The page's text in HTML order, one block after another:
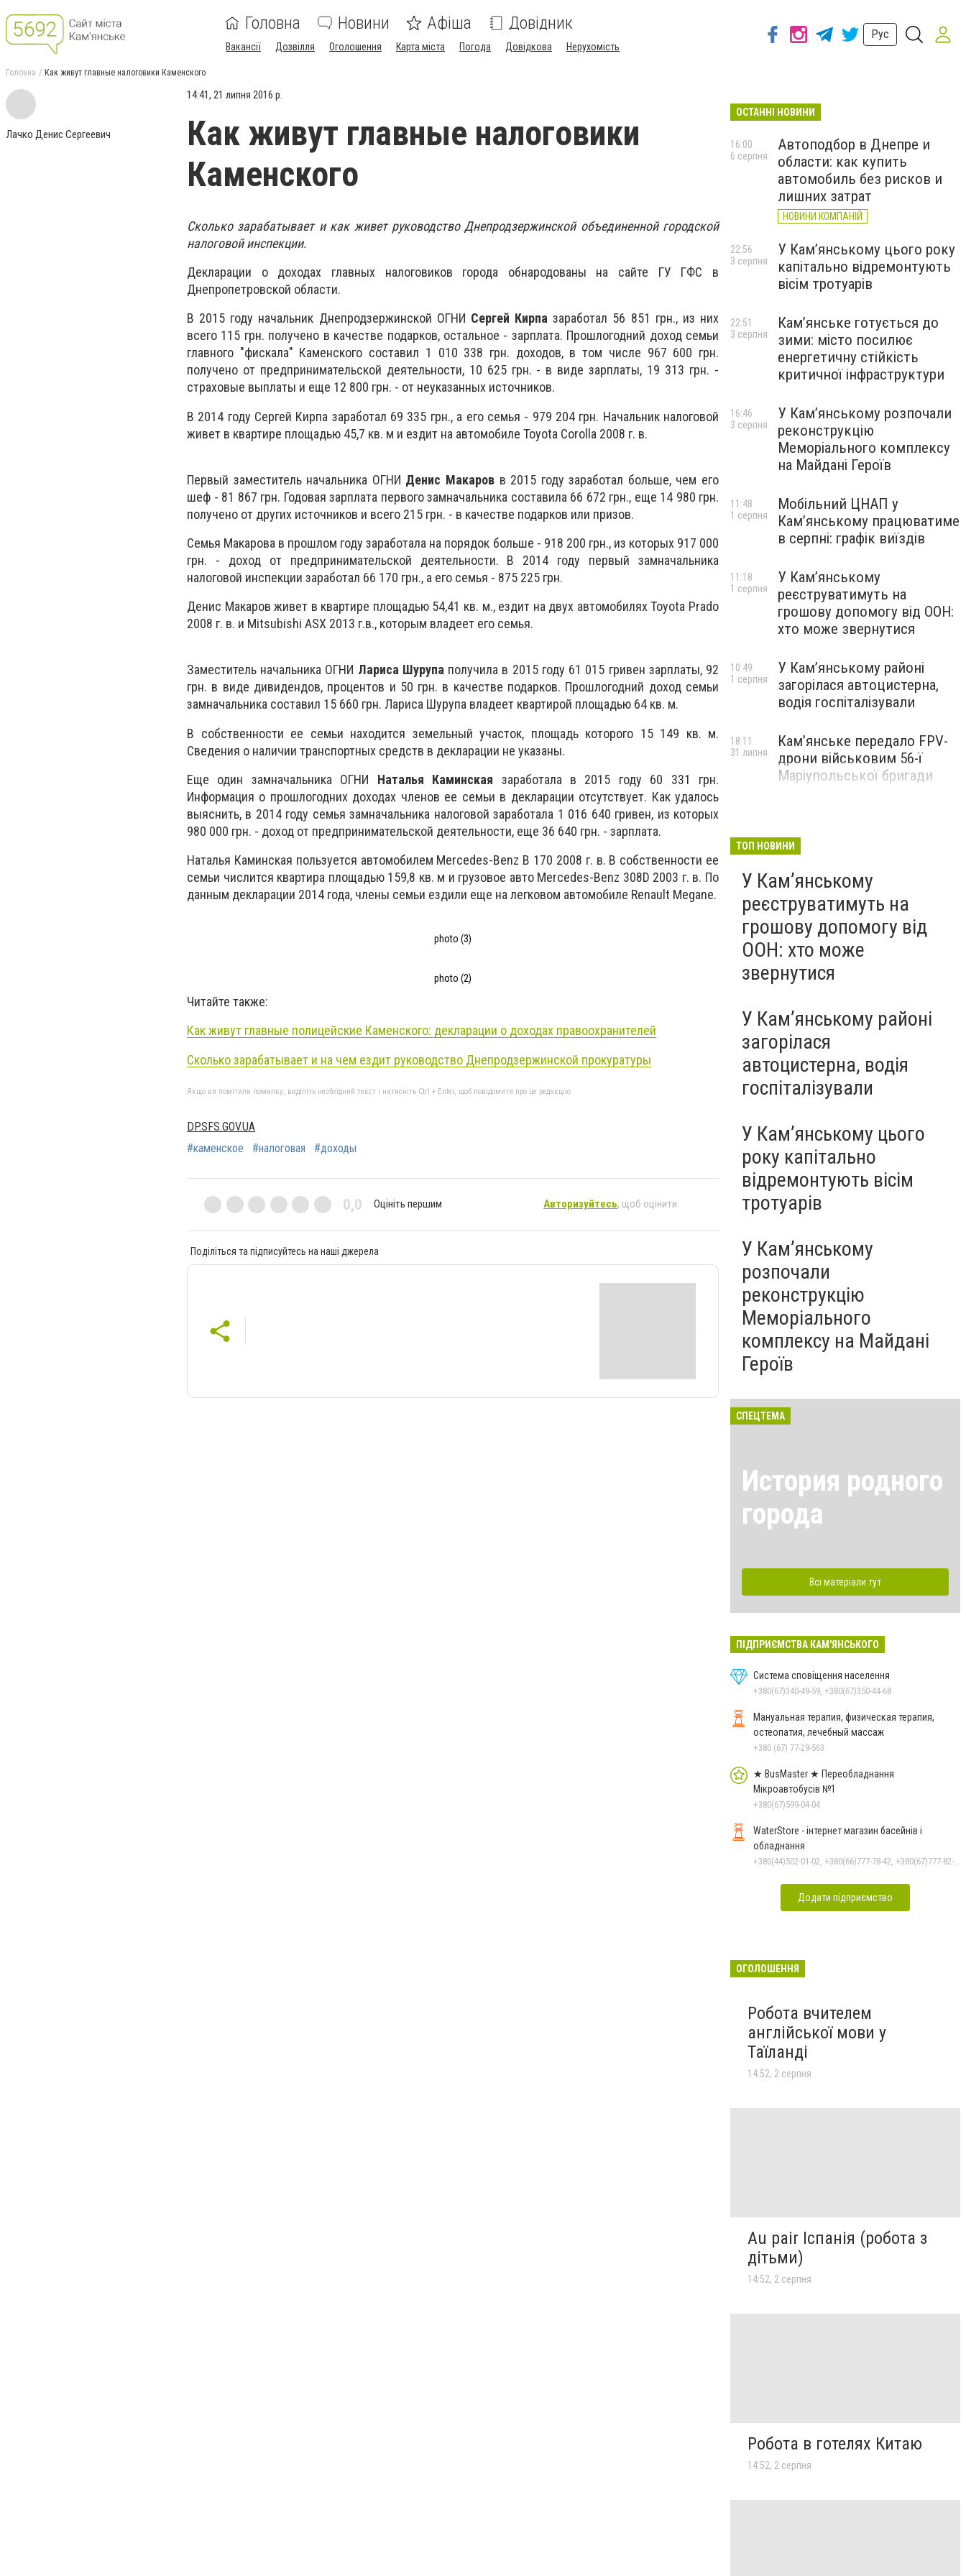
Головна Новини Афіша Довідник
Вакансії Дозвілля Оголошення Карта міста Погода Довідкова Нерухомість
Рус
Головна Как живут главные налоговики Каменского
Лачко Денис Сергеевич
14:41, 21 липня 2016 р.
Как живут главные налоговики
Каменского
Сколько зарабатывает и как живет руководство Днепродзержинской объединенной городской
налоговой инспекции.
Декларации о доходах главных налоговиков города обнародованы на сайте ГУ ГФС в
Днепропетровской области.
В 2015 году начальник Днепродзержинской ОГНИ Сергей Кирпа заработал 56 851 грн., из них
всего 115 грн. получено в качестве подарков, остальное - зарплата. Прошлогодний доход семьи
главного "фискала" Каменского составил 1 010 338 грн. доходов, в том числе 967 600 грн.
получено от предпринимательской деятельности, 10 625 грн. - в виде зарплаты, 19 313 грн. -
страховые выплаты и еще 12 800 грн. - от неуказанных источников.
В 2014 году Сергей Кирпа заработал 69 335 грн., а его семья - 979 204 грн. Начальник налоговой
живет в квартире площадью 45,7 кв. м и ездит на автомобиле Toyota Corolla 2008 г. в.
Первый заместитель начальника ОГНИ Денис Макаровв 2015 году заработал больше, чем его
шеф - 81 867 грн. Годовая зарплата первого замначальника составила 66 672 грн., еще 14 980 грн.
получено от других источников и всего 215 грн. - в качестве подарков или призов.
Семья Макарова в прошлом году заработала на порядок больше - 918 200 грн., из которых 917 000
грн. - доход от предпринимательской деятельности. В 2014 году первый замначальника
налоговой инспекции заработал 66 170 грн., а его семья - 875 225 грн.
Денис Макаров живет в квартире площадью 54,41 кв. м., ездит на двух автомобилях Toyota Prado
2008 г. в. и Mitsubishi ASX 2013 г.в., которым владеет его семья.
Заместитель начальника ОГНИ Лариса Шурупаполучила в 2015 году 61 015 гривен зарплаты, 92
грн. в виде дивидендов, процентов и 50 грн. в качестве подарков. Прошлогодний доход семьи
замначальника составил 15 660 грн. Лариса Шурупа владеет квартирой площадью 64 кв. м.
В собственности ее семьи находится земельный участок, площадь которого 15 149 кв. м.
Сведения о наличии транспортных средств в декларации не указаны.
Еще один замначальника ОГНИ Наталья Каминская заработала в 2015 году 60 331 грн.
Информация о прошлогодних доходах членов ее семьи в декларации отсутствует. Как удалось
выяснить, в 2014 году семья замначальника налоговой заработала 1 016 640 гривен, из которых
980 000 грн. - доход от предпринимательской деятельности, еще 36 640 грн. - зарплата.
Наталья Каминская пользуется автомобилем Mercedes-Benz B 170 2008 г. в. В собственности ее
семьи числится квартира площадью 159,8 кв. м и грузовое авто Mercedes-Benz 308D 2003 г. в. По
данным декларации 2014 года, члены семьи ездили еще на легковом автомобиле Renault Megane.
photo (3)
photo (2)
Читайте также:
Как живут главные полицейские Каменского: декларации о доходах правоохранителей
Сколько зарабатывает и на чем ездит руководство Днепродзержинской прокуратуры
Якщо ви помітили помилку, виділіть необхідний текст і натисніть Ctrl + Enter, щоб повідомити про це редакцію
DP.SFS.GOV.UA
#каменское
#налоговая #доходы
0,0 Оцініть першим Авторизуйтесь, щоб оцінити
Поділіться та підписуйтесь на наші джерела
ОСТАННІ НОВИНИ
Автоподбор в Днепре и
области: как купить
автомобиль без рисков и
лишних затрат
НОВИНИ КОМПАНІЙ
16:00
6 серпня
У Кам’янському цього року
капітально відремонтують
вісім тротуарів
22:56
3 серпня
Кам’янське готується до
зими: місто посилює
енергетичну стійкість
критичної інфраструктури
22:51
3 серпня
У Кам’янському розпочали
реконструкцію
Меморіального комплексу
на Майдані Героїв
16:46
3 серпня
Мобільний ЦНАП у
Кам’янському працюватиме
в серпні: графік виїздів
11:48
1 серпня
У Кам’янському
реєструватимуть на
грошову допомогу від ООН:
хто може звернутися
11:18
1 серпня
У Кам’янському районі
загорілася автоцистерна,
водія госпіталізували
10:49
1 серпня
Кам’янське передало FPV-
дрони військовим 56-ї
Маріупольської бригади
18:11
31 липня
ТОП НОВИНИ
У Кам’янському
реєструватимуть на
грошову допомогу від
ООН: хто може
звернутися
У Кам’янському районі
загорілася
автоцистерна, водія
госпіталізували
У Кам’янському цього
року капітально
відремонтують вісім
тротуарів
У Кам’янському
розпочали
реконструкцію
Меморіального
комплексу на Майдані
Героїв
СПЕЦТЕМА
История родного
города
Всі матеріали тут
ПІДПРИЄМСТВА КАМ'ЯНСЬКОГО
Система сповіщення населення
+380(67)340-49-59, +380(67)350-44-68
Мануальная терапия, физическая терапия,
остеопатия, лечебный массаж
+380 (67) 77-29-563
★ BusMaster ★ Переобладнання
Мікроавтобусів №1
+380(67)599-04-04
WaterStore - інтернет магазин басейнів і
обладнання
Додати підприємство
ОГОЛОШЕННЯ
Робота вчителем
англійської мови у
Таїланді
14:52, 2 серпня
Au pair Іспанія (робота з
дітьми)
14:52, 2 серпня
Робота в готелях Китаю
14:52, 2 серпня